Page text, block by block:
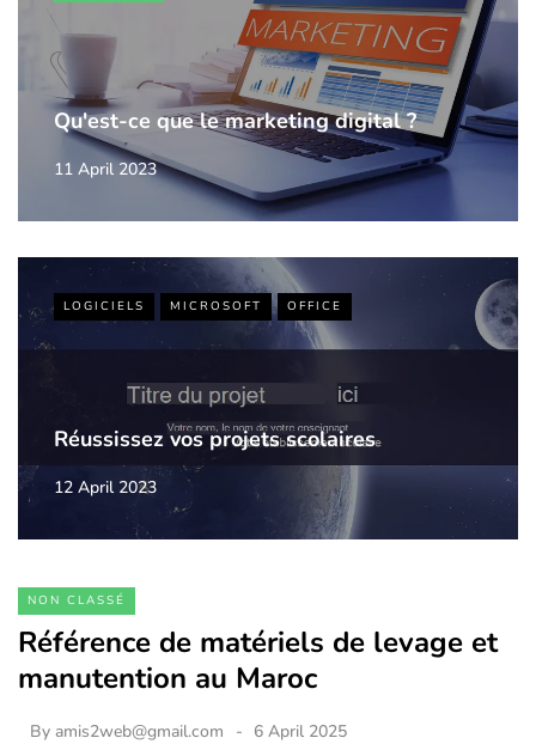
Qu'est-ce que le marketing digital ?
11 April 2023
LOGICIELS MICROSOFT OFFICE
Réussissez vos projets scolaires
12 April 2023
NON CLASSÉ
Référence de matériels de levage et
manutention au Maroc
By amis2web@gmail.com 6 April 2025